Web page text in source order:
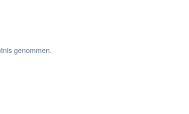
genommen.